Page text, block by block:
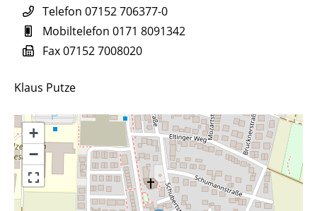
Telefon 07152 706377-0
Mobiltelefon 0171 8091342
Fax07152 7008020
Klaus Putze
+
−